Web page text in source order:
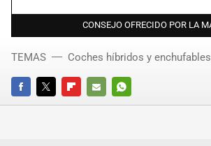
CONSEJO OFRECIDO POR LA
FACEBOOKTWITTERFLIPBOARD
E-
WHATSAPP
TEMAS Coches híbridos y enchufables